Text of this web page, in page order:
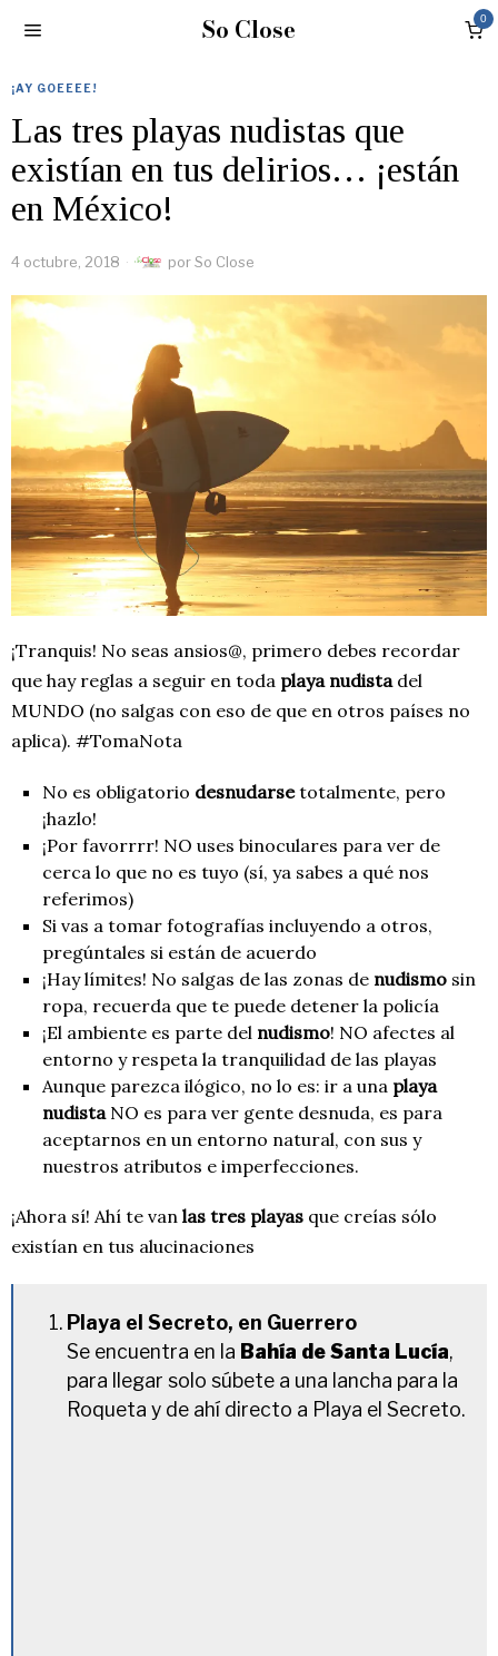
So Close 0
¡AY GOEEEE!
Las tres playas nudistas que
existían en tus delirios… ¡están
en México!
4 octubre, 2018 porSo Close
¡Tranquis! No seas ansios@, primero debes recordar
que hay reglas a seguir en toda playa nudistadel
MUNDO (no salgas con eso de que en otros países no
aplica). #TomaNota
No es obligatorio desnudarsetotalmente, pero
¡hazlo!
¡Por favorrrr! NO uses binoculares para ver de
cerca lo que no es tuyo (sí, ya sabes a qué nos
referimos)
Si vas a tomar fotografías incluyendo a otros,
pregúntales si están de acuerdo
¡Hay límites! No salgas de las zonas de nudismo sin
ropa, recuerda que te puede detener la policía
¡El ambiente es parte del nudismo! NO afectes al
entorno y respeta la tranquilidad de las playas
Aunque parezca ilógico, no lo es: ir a una playa
nudistaNO es para ver gente desnuda, es para
aceptarnos en un entorno natural, con sus y
nuestros atributos e imperfecciones.
¡Ahora sí! Ahí te van las tres playas que creías sólo
existían en tus alucinaciones
Playa el Secreto, en Guerrero
Se encuentra en la Bahía de Santa Lucía,
para llegar solo súbete a una lancha para la
Roqueta y de ahí directo a Playa el Secreto.